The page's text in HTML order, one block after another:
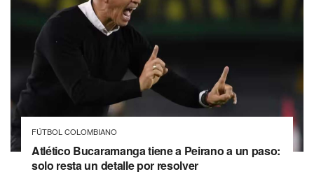
FÚTBOL COLOMBIANO
Atlético Bucaramanga tiene a Peirano a un paso:
solo resta un detalle por resolver